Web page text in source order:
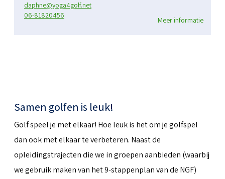
daphne@yoga4golf.net
06-81820456
Meer informatie
Samen golfen is leuk!
Golf speel je met elkaar! Hoe leuk is het om je golfspel
dan ook met elkaar te verbeteren. Naast de
opleidingstrajecten die we in groepen aanbieden (waarbij
we gebruik maken van het 9-stappenplan van de NGF)